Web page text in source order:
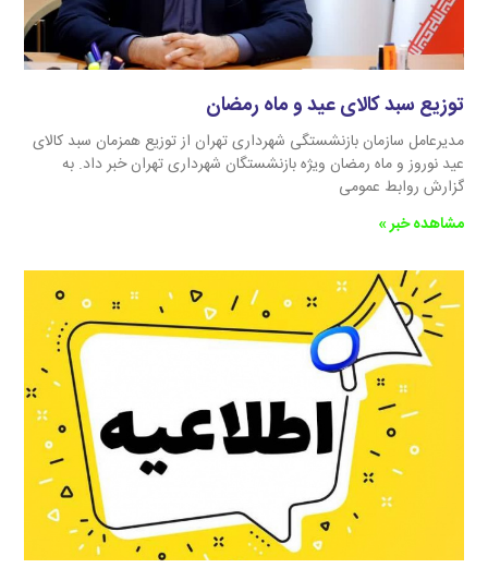
توزیع سبد کالای عید و ماه رمضان
مدیرعامل سازمان بازنشستگی شهرداری تهران از توزیع همزمان سبد کالای
عید نوروز و ماه رمضان ویژه بازنشستگان شهرداری تهران خبر داد. به
گزارش روابط عمومی
مشاهده خبر »